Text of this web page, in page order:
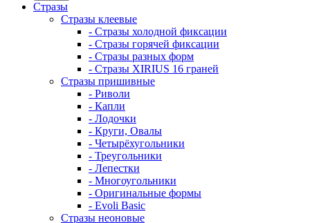
Стразы
Стразы клеевые
- Стразы холодной фиксации
- Стразы горячей фиксации
- Стразы разных форм
- Стразы XIRIUS 16 граней
Стразы пришивные
- Риволи
- Капли
- Лодочки
- Круги, Овалы
- Четырёхугольники
- Треугольники
- Лепестки
- Многоугольники
- Оригинальные формы
- Evoli Basic
Стразы неоновые